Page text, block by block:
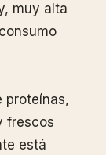
muy alta
proteínas,
frescos
está